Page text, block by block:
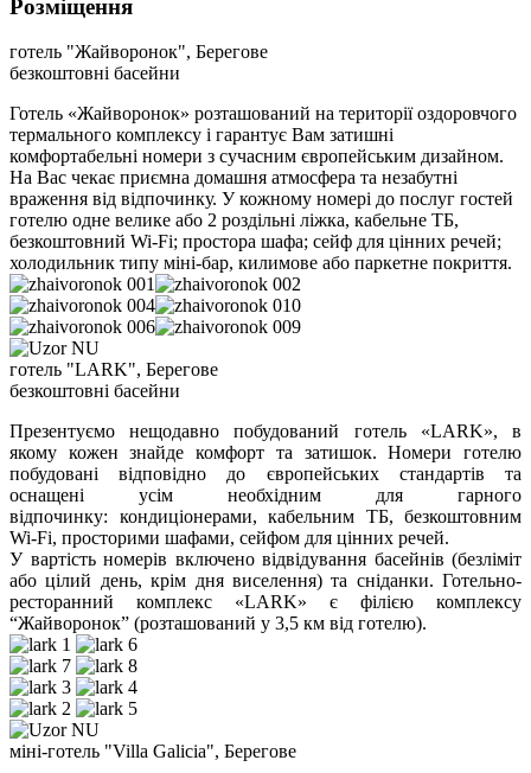
Розміщення
готель "Жайворонок", Берегове
безкоштовні басейни
Готель «Жайворонок» розташований на території оздоровчого
термального комплексу і гарантує Вам затишні
комфортабельні номери з сучасним європейським дизайном.
На Вас чекає приємна домашня атмосфера та незабутні
враження від відпочинку. У кожному номері до послуг гостей
готелю одне велике або 2 роздільні ліжка, кабельне ТБ,
безкоштовний Wi-Fi; простора шафа; сейф для цінних речей;
холодильник типу міні-бар, килимове або паркетне покриття.
готель "LARK", Берегове
безкоштовні басейни
Презентуємо нещодавно побудований готель «LARK», в
якому кожен знайде комфорт та затишок. Номери готелю
побудовані відповідно до європейських стандартів та
оснащені усім необхідним для гарного
відпочинку: кондиціонерами, кабельним ТБ, безкоштовним
Wi-Fi, просторими шафами, сейфом для цінних речей.
У вартість номерів включено відвідування басейнів (безліміт
або цілий день, крім дня виселення) та сніданки. Готельно-
ресторанний комплекс «LARK» є філією комплексу
“Жайворонок” (розташований у 3,5 км від готелю).
міні-готель "Villa Galicia", Берегове